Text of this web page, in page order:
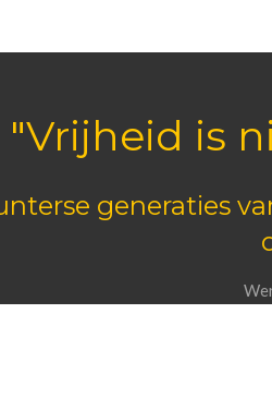
"Vrijheid is
generaties